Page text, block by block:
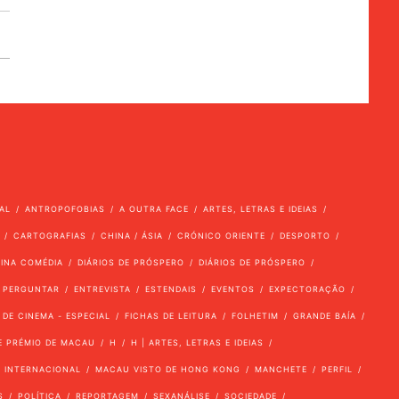
ANTROPOFOBIAS A OUTRA FACE ARTES, LETRAS E IDEIAS
CARTOGRAFIAS CHINA / ÁSIA CRÓNICO ORIENTE DESPORTO
COMÉDIA DIÁRIOS DE PRÓSPERO DIÁRIOS DE PRÓSPERO
ENTREVISTA ESTENDAIS EVENTOS EXPECTORAÇÃO
CINEMA - ESPECIAL FICHAS DE LEITURA FOLHETIM GRANDE BAÍA
PRÉMIO DE MACAU H H | ARTES, LETRAS E IDEIAS
INTERNACIONAL MACAU VISTO DE HONG KONG MANCHETE PERFIL
POLÍTICA REPORTAGEM SEXANÁLISE SOCIEDADE